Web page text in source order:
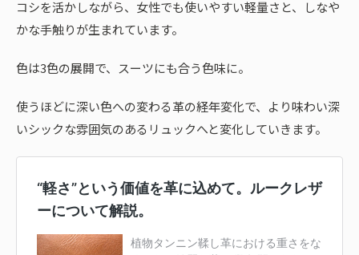
コシを活かしながら、女性でも使いやすい軽量さと、しなや
かな手触りが生まれています。
色は3色の展開で、スーツにも合う色味に。
使うほどに深い色への変わる革の経年変化で、より味わい深
いシックな雰囲気のあるリュックへと変化していきます。